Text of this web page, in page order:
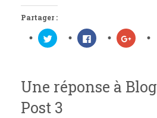
Partager :
Cliquez
pour
une
nouvelle
fenêtre)
Cliquez
pour
nouvelle
fenêtre)
Cliquez
pour
dans
une
nouvelle
Une réponse à Blog
Post 3